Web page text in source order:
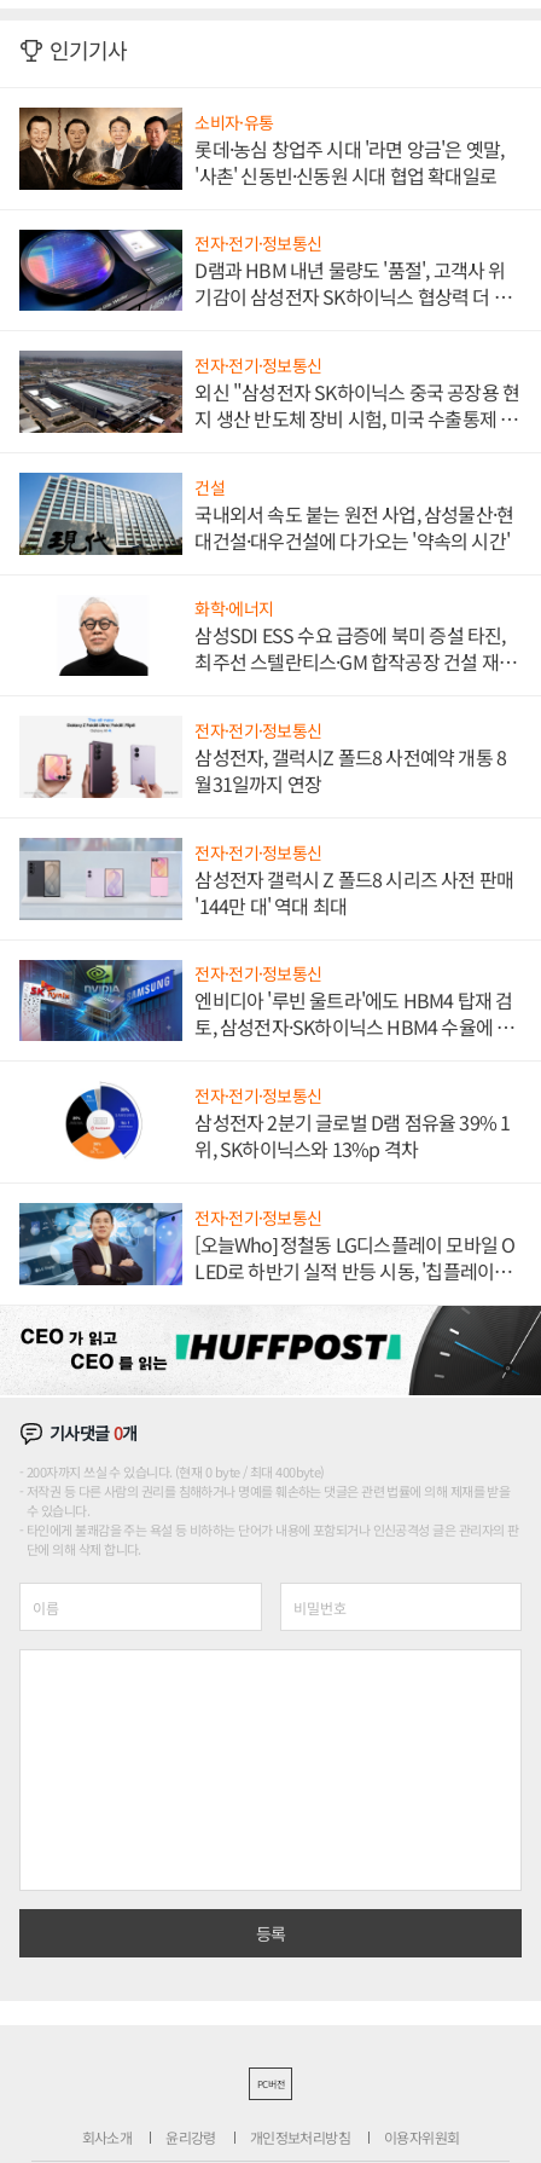
인기기사
소비자·유통
롯데·농심 창업주 시대 '라면 앙금'은 옛말,
'사촌' 신동빈·신동원 시대 협업 확대일로
전자·전기·정보통신
D램과 HBM 내년 물량도 '품절', 고객사 위
기감이 삼성전자 SK하이닉스 협상력 더 키
전자·전기·정보통신
외신 "삼성전자 SK하이닉스 중국 공장용 현
지 생산 반도체 장비 시험, 미국 수출통제 대
건설
국내외서 속도 붙는 원전 사업, 삼성물산·현
대건설·대우건설에 다가오는 '약속의 시간'
화학·에너지
삼성SDI ESS 수요 급증에 북미 증설 타진,
최주선 스텔란티스·GM 합작공장 건설 재추
전자·전기·정보통신
삼성전자, 갤럭시Z 폴드8 사전예약 개통 8
월31일까지 연장
전자·전기·정보통신
삼성전자 갤럭시 Z 폴드8 시리즈 사전 판매
'144만 대' 역대 최대
전자·전기·정보통신
엔비디아 '루빈 울트라'에도 HBM4 탑재 검
토, 삼성전자·SK하이닉스 HBM4 수율에 주
전자·전기·정보통신
삼성전자 2분기 글로벌 D램 점유율 39% 1
위, SK하이닉스와 13%p 격차
전자·전기·정보통신
[오늘Who] 정철동 LG디스플레이 모바일 O
LED로 하반기 실적 반등 시동, '칩플레이
기사댓글0개
200자까지 쓰실 수 있습니다. (현재 0 byte / 최대 400byte)
저작권 등 다른 사람의 권리를 침해하거나 명예를 훼손하는 댓글은 관련 법률에 의해 제재를 받을
수 있습니다.
타인에게 불쾌감을 주는 욕설 등 비하하는 단어가 내용에 포함되거나 인신공격성 글은 관리자의 판
단에 의해 삭제 합니다.
PC버전
회사소개 윤리강령 개인정보처리방침 이용자위원회